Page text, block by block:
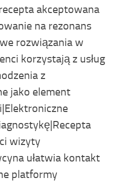
akceptowana
na rezonans
rozwiązania w
korzystają z usług
z
jako element
wizyty
ułatwia kontakt
platformy